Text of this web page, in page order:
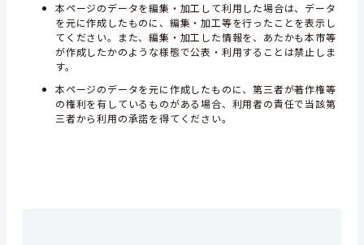
本ページのデータを編集・加工して利用した場合は、データ
を元に作成したものに、編集・加工等を行ったことを表示し
てください。また、編集・加工した情報を、あたかも本市等
が作成したかのような様態で公表・利用することは禁止しま
す。
本ページのデータを元に作成したものに、第三者が著作権等
の権利を有しているものがある場合、利用者の責任で当該第
三者から利用の承諾を得てください。